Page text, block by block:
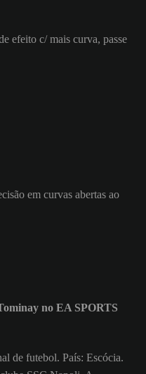
efeito c/ mais curva, passe
em curvas abertas ao
no EA SPORTS
de futebol. País: Escócia.